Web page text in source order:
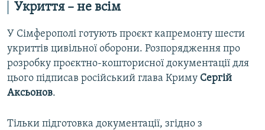
Укриття – не всім
У Сімферополі готують проєкт капремонту шести
укриттів цивільної оборони. Розпорядження про
розробку проєктно-кошторисної документації для
цього підписав російський глава Криму Сергій
Аксьонов.
Тільки підготовка документації, згідно з